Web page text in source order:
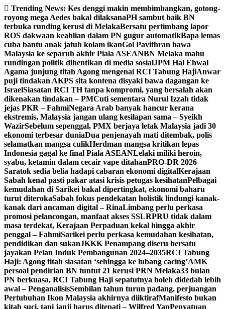
Skip
to
content
Trending News: Kes denggi makin membimbangkan, gotong-
royong mega Aedes bakal dilaksanaPH sambut baik BN
terbuka runding kerusi di MelakaBersatu pertimbang lapor
ROS dakwaan keahlian dalam PN gugur automatikBapa lemas
cuba bantu anak jatuh kolam ikanGol Pavithran bawa
Malaysia ke separuh akhir Piala ASEANBN Melaka mahu
rundingan politik dihentikan di media sosialJPM Hal Ehwal
Agama junjung titah Agong mengenai RCI Tabung HajiAnwar
puji tindakan AKPS sita kontena disyaki bawa dagangan ke
IsraelSiasatan RCI TH tanpa kompromi, yang bersalah akan
dikenakan tindakan – PMCuti sementara Nurul Izzah tidak
jejas PKR – FahmiNegara Arab banyak hancur kerana
ekstremis, Malaysia jangan ulang kesilapan sama – Syeikh
WazirSebelum sepenggal, PMX berjaya letak Malaysia jadi 30
ekonomi terbesar duniaDua penjenayah mati ditembak, polis
selamatkan mangsa culikHerdman mangsa kritikan lepas
Indonesia gagal ke final Piala ASEANLelaki miliki heroin,
syabu, ketamin dalam cecair vape ditahanPRO-DR 2026
Saratok sedia belia hadapi cabaran ekonomi digitalKerajaan
Sabah kenal pasti pakar atasi krisis petugas kesihatanPelbagai
kemudahan di Sarikei bakal dipertingkat, ekonomi baharu
turut diterokaSabah fokus pendekatan holistik lindungi kanak-
kanak dari ancaman digital – RinaLimbang perlu perkasa
promosi pelancongan, manfaat akses SSLRPRU tidak dalam
masa terdekat, Kerajaan Perpaduan kekal hingga akhir
penggal – FahmiSarikei perlu perkasa kemudahan kesihatan,
pendidikan dan sukanJKKK Penampang diseru bersatu
jayakan Pelan Induk Pembangunan 2024–2035RCI Tabung
Haji: Agong titah siasatan ‘sehingga ke lubang cacing’AMK
persoal pendirian BN tuntut 21 kerusi PRN Melaka33 bulan
PN berkuasa, RCI Tabung Haji sepatutnya boleh didedah lebih
awal – PenganalisisSembilan tahun turun padang, perjuangan
Pertubuhan Ikon Malaysia akhirnya diiktirafManifesto bukan
kitab suci, tapi janji harus ditepati – Wilfred YapPenyatuan